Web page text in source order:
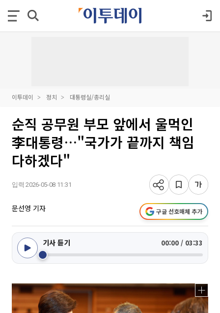
이투데이 정치 대통령실/총리실
순직 공무원 부모 앞에서 울먹인
李대통령…"국가가 끝까지 책임
다하겠다"
입력 2026-05-08 11:31
문선영 기자 구글 선호매체 추가
기사 듣기 00:00 / 03:33